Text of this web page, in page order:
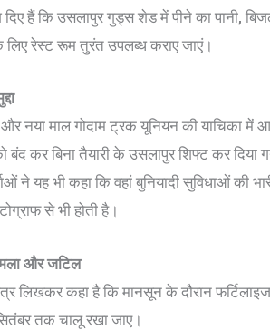
दिए हैं कि उसलापुर गुड्स शेड में पीने का पानी,
लिए रेस्ट रूम तुरंत उपलब्ध कराए जाएं।
नया माल गोदाम ट्रक यूनियन की याचिका में
कर बिना तैयारी के उसलापुर शिफ्ट कर दिया
ने यह भी कहा कि वहां बुनियादी सुविधाओं की
से भी होती है।
और जटिल
लिखकर कहा है कि मानसून के दौरान
तक चालू रखा जाए।